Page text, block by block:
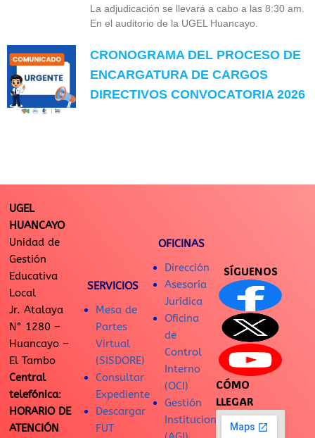
La adjudicación se llevará a cabo a las 8:30 am.
En el auditorio de la UGEL Huancayo.
CRONOGRAMA DEL PROCESO DE
ENCARGATURA DE CARGOS
DIRECTIVOS CONVOCATORIA 2026
UGEL
HUANCAYO
Unidad de
Gestión
Educativa
Local
Jr. Atalaya
N° 1280 –
Huancayo –
El Tambo
Central
telefónica:
HORARIO DE
ATENCIÓN
SERVICIOS
Mesa de
Partes
Virtual
(SISDORE)
Consultar
Expediente
Descargar
FUT
OFICINAS
Dirección
Asesoría
Jurídica
Oficina
de
Control
Interno
(OCI)
Gestión
Institucional
SÍGUENOS
CÓMO
LLEGAR